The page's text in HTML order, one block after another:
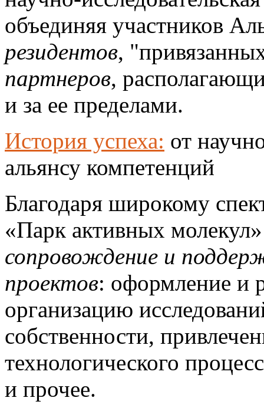
объединяя участников
резидентов,
партнеров,
и за ее пределами.
История успеха: от
альянсу компетенций
Благодаря широкому
«Парк активных
сопровождение и
проектов: оформление и
организацию
собственности,
технологического
и прочее.